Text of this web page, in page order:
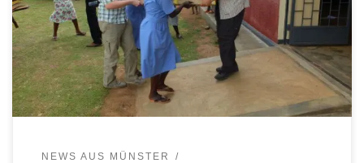
gehören, die im Rahmen der jährlich stattfindenden WN-
Weihnachts-Spendenaktion berücksichtigt werden, kann
man es jetzt auch schwarz auf weiß in der aktuellen
Ausgabe WN vom 02.11.2015 […]
NEWS AUS MÜNSTER